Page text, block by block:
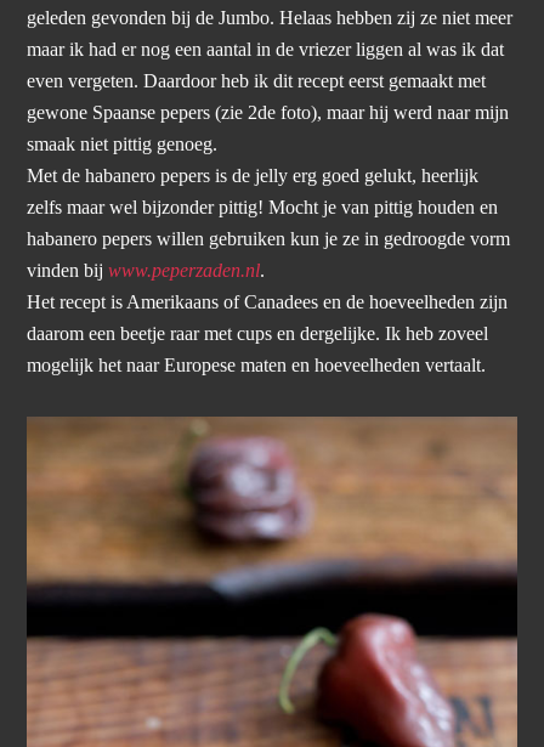
geleden gevonden bij de Jumbo. Helaas hebben zij ze niet meer
maar ik had er nog een aantal in de vriezer liggen al was ik dat
even vergeten. Daardoor heb ik dit recept eerst gemaakt met
gewone Spaanse pepers (zie 2de foto), maar hij werd naar mijn
smaak niet pittig genoeg.
Met de habanero pepers is de jelly erg goed gelukt, heerlijk
zelfs maar wel bijzonder pittig! Mocht je van pittig houden en
habanero pepers willen gebruiken kun je ze in gedroogde vorm
vinden bij www.peperzaden.nl.
Het recept is Amerikaans of Canadees en de hoeveelheden zijn
daarom een beetje raar met cups en dergelijke. Ik heb zoveel
mogelijk het naar Europese maten en hoeveelheden vertaalt.